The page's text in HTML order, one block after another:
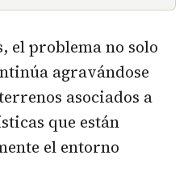
el problema no solo
agravándose
asociados a
que están
el entorno